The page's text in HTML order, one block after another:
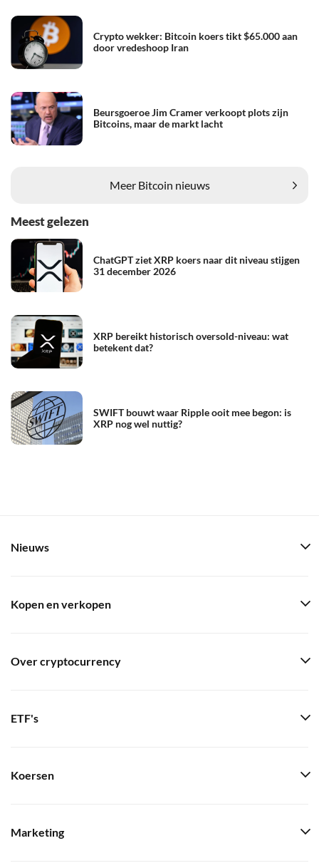
Crypto wekker: Bitcoin koers tikt $65.000 aan
door vredeshoop Iran
Beursgoeroe Jim Cramer verkoopt plots zijn
Bitcoins, maar de markt lacht
Meer Bitcoin nieuws
Meest gelezen
ChatGPT ziet XRP koers naar dit niveau stijgen
31 december 2026
XRP bereikt historisch oversold-niveau: wat
betekent dat?
SWIFT bouwt waar Ripple ooit mee begon: is
XRP nog wel nuttig?
Nieuws
Kopen en verkopen
Over cryptocurrency
ETF's
Koersen
Marketing